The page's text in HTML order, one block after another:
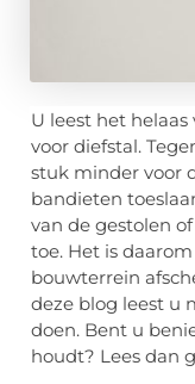
U leest het
voor diefstal.
stuk minder voor
bandieten
van de gestolen
toe. Het is
bouwterrein
deze blog leest u
doen. Bent u
houdt? Lees dan